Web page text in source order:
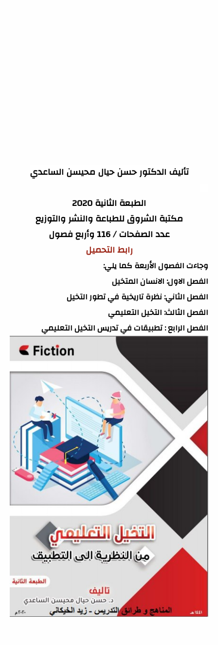
تأليف الدكتور حسن حيال محيسن الساعدي
الطبعة الثانية 2020
مكتبة الشروق للطباعة والنشر والتوزيع
عدد الصفحات / 116 وأربع فصول
رابط التحميل
وجاءت الفصول الأربعة كما يلي:
الفصل الاول: الانسان المتخيل
الفصل الثاني: نظرة تاريخية في تطور التخيل
الفصل الثالث: التخيل التعليمي
الفصل الرابع : تطبيقات في تدريس التخيل التعليمي